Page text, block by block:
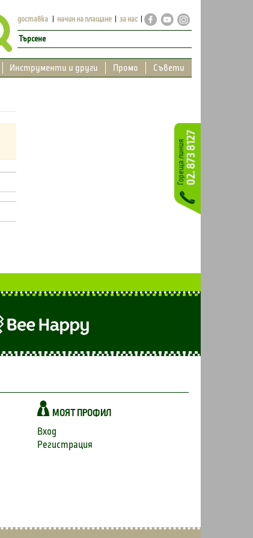
доставка начин на плащане за нас
Инструменти и други Промо Съвети
МОЯТ ПРОФИЛ
Вход
Регистрация